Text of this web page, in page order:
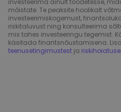
investeerima ainult toodetesse,
mõistate. Te peaksite hoolikalt
investeerimiskogemust,
riskitaluvust ning konsulteerima
mis tahes investeeringu tegemist.
käsitada finantsnõustamisena.
teenusetingimustest ja